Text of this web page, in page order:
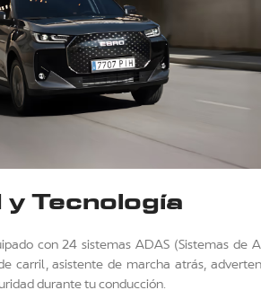
Tecnología
con 24 sistemas ADAS (Sistemas de
carril, asistente de marcha atrás,
durante tu conducción.